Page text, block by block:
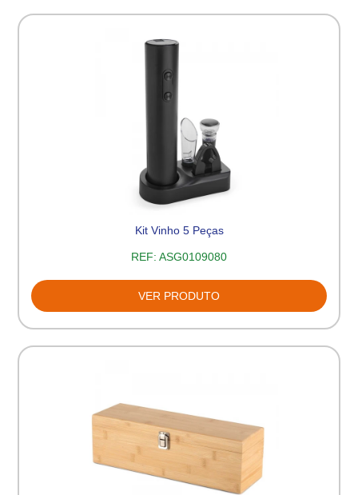
Kit Vinho 5 Peças
REF: ASG0109080
VER PRODUTO